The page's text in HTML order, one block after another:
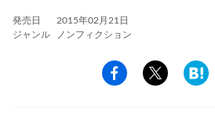
発売日
2015年02月21日
ジャンル
ノンフィクション